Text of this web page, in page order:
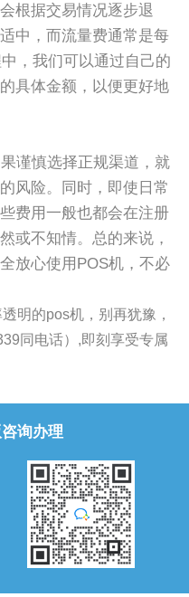
根据交易情况逐步退
中，而流量费通常是每
，我们可以通过自己的
具体金额，以便更好地
谨慎选择正规渠道，就
风险。同时，即使日常
费用一般也都会在注册
或不知情。总的来说，
放心使用POS机，不必
明的pos机，别再犹豫，
同电话）,即刻享受专属
询办理